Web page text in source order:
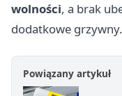
wolności, a brak
dodatkowe grzywny.
Powiązany artykuł